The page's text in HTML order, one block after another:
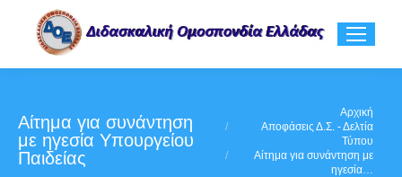
Αίτημα για συνάντηση
με ηγεσία Υπουργείου
Παιδείας
Αρχική
Αποφάσεις Δ.Σ. - Δελτία
Τύπου
Αίτημα για συνάντηση με
ηγεσία…